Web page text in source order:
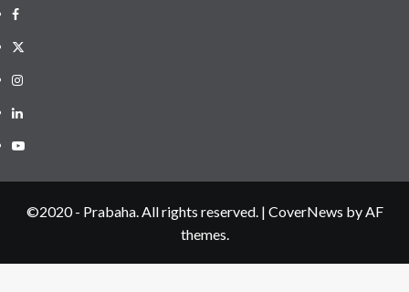
Facebook
Twitter
Instagram
LinkedIN
Youtube
©2020 - Prabaha. All rights reserved. | CoverNews by AF
themes.